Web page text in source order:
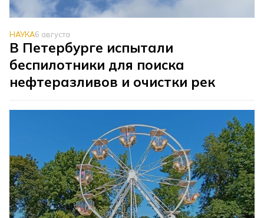
НАУКА6 августа
В Петербурге испытали
беспилотники для поиска
нефтеразливов и очистки рек